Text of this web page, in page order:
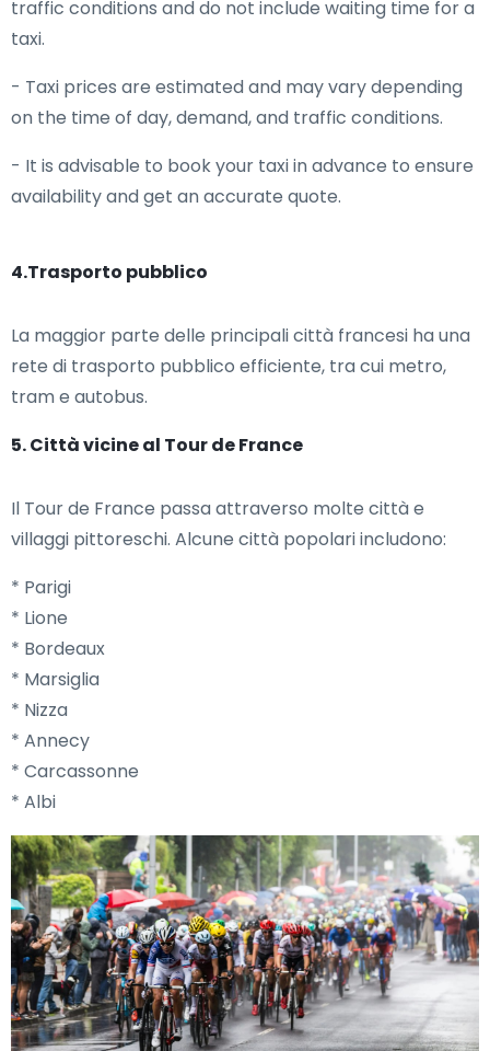
traffic conditions and do not include waiting time for a
taxi.
- Taxi prices are estimated and may vary depending
on the time of day, demand, and traffic conditions.
- It is advisable to book your taxi in advance to ensure
availability and get an accurate quote.
4.Trasporto pubblico
La maggior parte delle principali città francesi ha una
rete di trasporto pubblico efficiente, tra cui metro,
tram e autobus.
5. Città vicine al Tour de France
Il Tour de France passa attraverso molte città e
villaggi pittoreschi. Alcune città popolari includono:
* Parigi
* Lione
* Bordeaux
* Marsiglia
* Nizza
* Annecy
* Carcassonne
* Albi